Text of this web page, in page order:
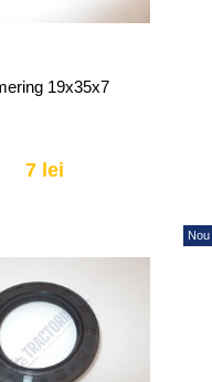
19x35x7
7 lei
Nou